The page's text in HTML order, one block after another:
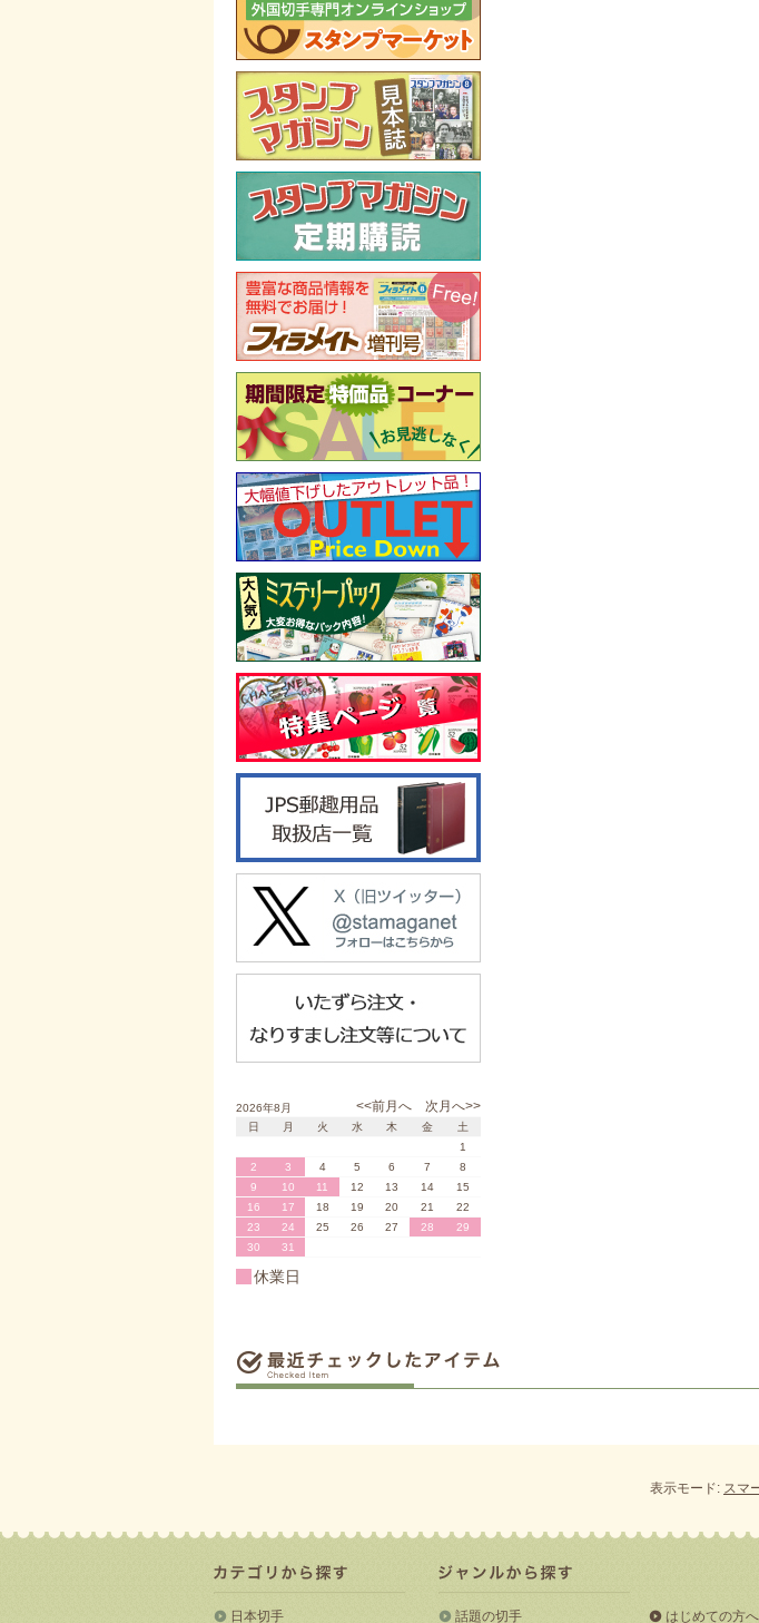
<<前月へ 次月へ>>
2026年8月
日
月 火 水 木 金
土
1
2
3 4 5 6 7
8
9
10 11 12 13 14
15
16
17 18 19 20 21
22
23
24 25 26 27 28
29
30
31
休業日
表示モード: スマ
日本切手 話題の切手 はじめての方へ